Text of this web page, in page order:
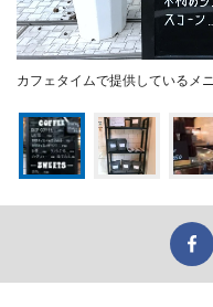
カフェタイムで提供しているメ